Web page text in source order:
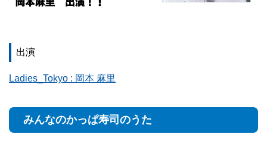
出演
Ladies_Tokyo : 岡本 麻里
みんなのかっぱ寿司のうた